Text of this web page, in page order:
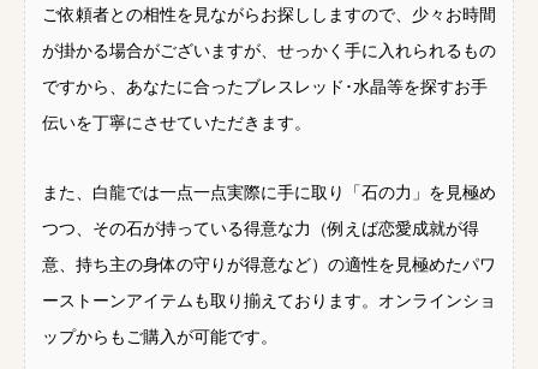
ご依頼者との相性を見ながらお探ししますので、少々お時間
が掛かる場合がございますが、せっかく手に入れられるもの
ですから、あなたに合ったブレスレッド･水晶等を探すお手
伝いを丁寧にさせていただきます。
また、白龍では一点一点実際に手に取り「石の力」を見極め
つつ、その石が持っている得意な力（例えば恋愛成就が得
意、持ち主の身体の守りが得意など）の適性を見極めたパワ
ーストーンアイテムも取り揃えております。オンラインショ
ップからもご購入が可能です。